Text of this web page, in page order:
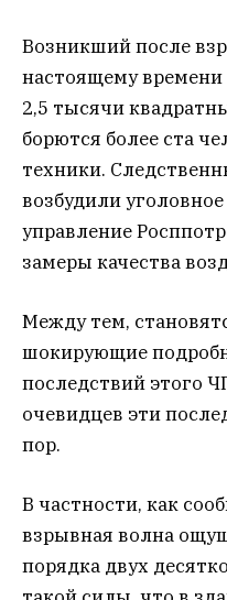
Возникший после
настоящему
2,5 тысячи
борются более ста
техники.
возбудили
управление
замеры качества
Между тем,
шокирующие
последствий этого
очевидцев эти
пор.
В частности, как
взрывная волна
порядка двух